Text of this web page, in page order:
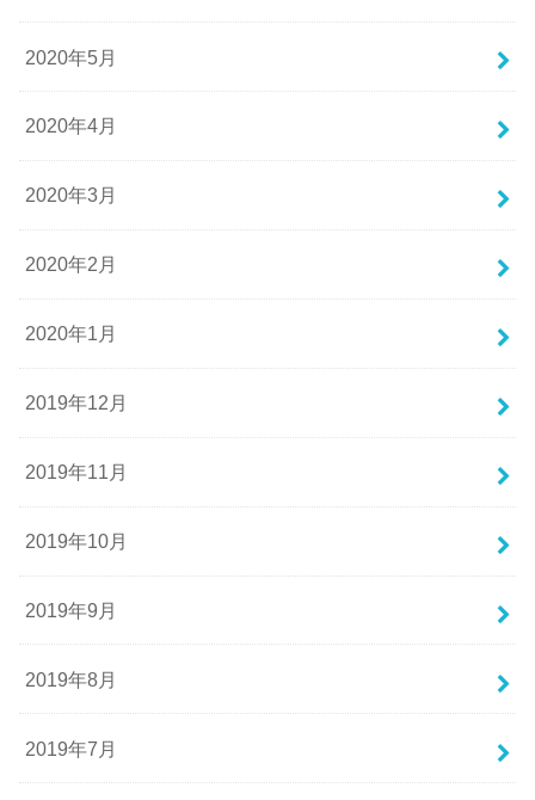
2020年5月
2020年4月
2020年3月
2020年2月
2020年1月
2019年12月
2019年11月
2019年10月
2019年9月
2019年8月
2019年7月